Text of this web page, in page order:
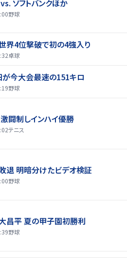
ソフトバンクほか
野球
界4位撃破で初の4強入り
卓球
が今大会最速の151キロ
野球
闘制しインハイ優勝
テニス
退 明暗分けたビデオ検証
野球
昌平 夏の甲子園初勝利
野球